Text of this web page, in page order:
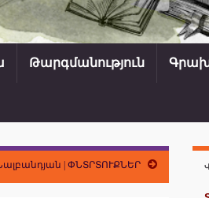
Թարգմանություն
| ՓՆՏՐՏՈՒՔՆԵՐ